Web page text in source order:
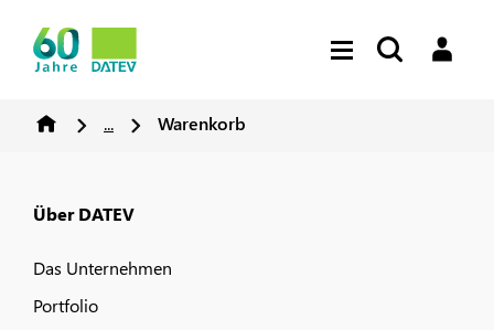
... Warenkorb
Über DATEV
Das Unternehmen
Portfolio